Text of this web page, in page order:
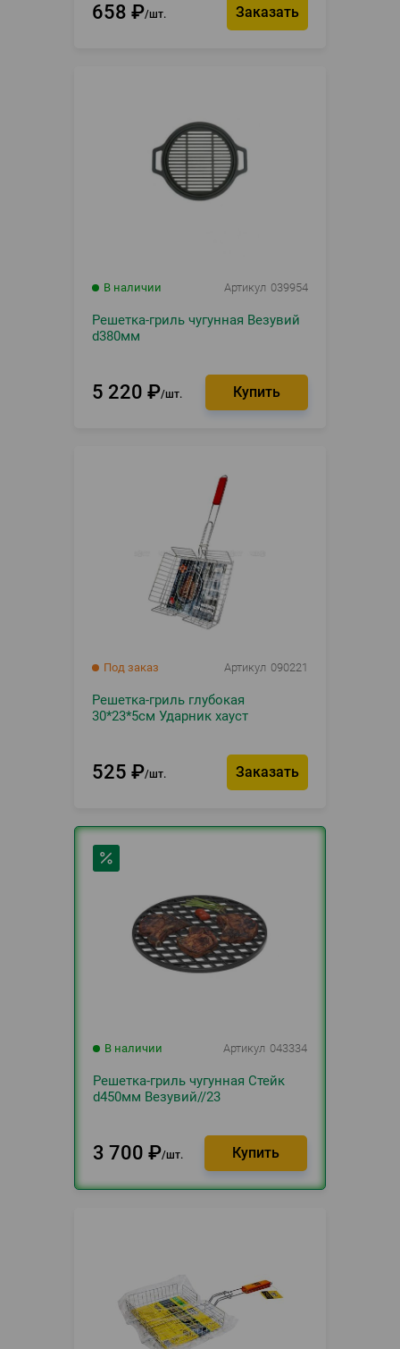
658 ₽ шт. Заказать
В наличии Артикул 039954
Решетка-гриль чугунная Везувий
d380мм
5 220 ₽ шт.
Под заказ Артикул 090221
Решетка-гриль глубокая
30*23*5см Ударник хауст
525 ₽ шт. Заказать
В наличии Артикул 043334
Решетка-гриль чугунная Стейк
d450мм Везувий//23
3 700 ₽ шт.